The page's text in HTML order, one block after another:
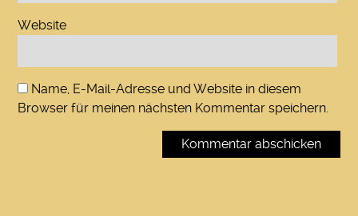
Website
Name, E-Mail-Adresse und Website in diesem
Browser für meinen nächsten Kommentar speichern.